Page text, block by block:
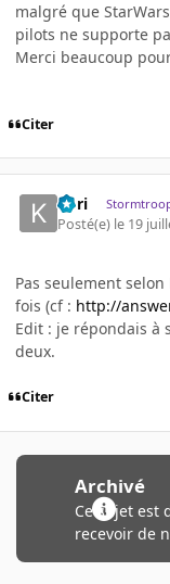
malgré que
pilots ne supporte
Merci beaucoup
Citer
Kori
Posté(e) le 19
Pas seulement
fois (cf : http://
Edit : je répondais à
deux.
Citer
Archivé
Ce sujet est
recevoir de